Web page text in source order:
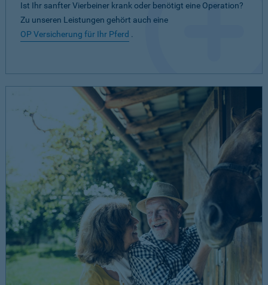
Ist Ihr sanfter Vierbeiner krank oder benötigt eine Operation?
Zu unseren Leistungen gehört auch eine
OP Versicherung für Ihr Pferd .